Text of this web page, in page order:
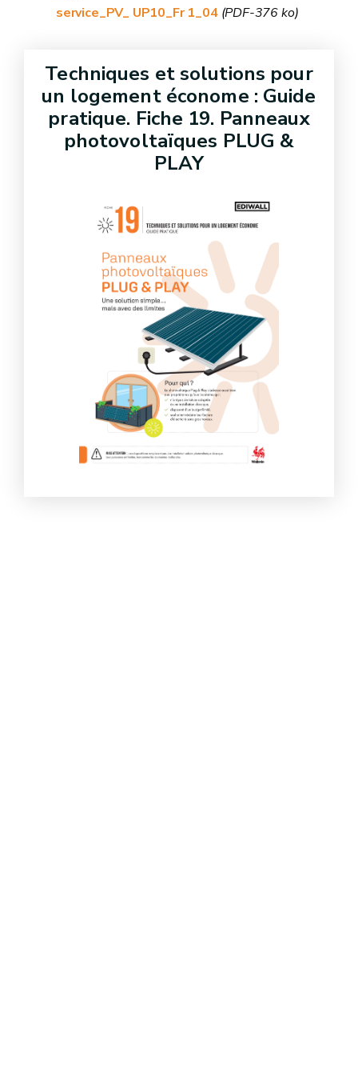
service_PV_ UP10_Fr 1_04(PDF-376 ko)
Techniques et solutions pour
un logement économe : Guide
pratique. Fiche 19. Panneaux
photovoltaïques PLUG &
PLAY